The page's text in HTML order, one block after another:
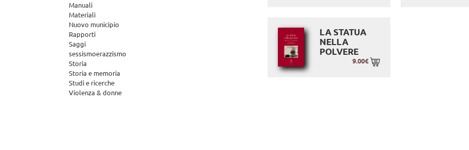
Manuali
Materiali
Nuovo municipio
Rapporti
Saggi
sessismoerazzismo
Storia
Storia e memoria
Studi e ricerche
Violenza & donne
LA STATUA
NELLA
POLVERE
9.00€